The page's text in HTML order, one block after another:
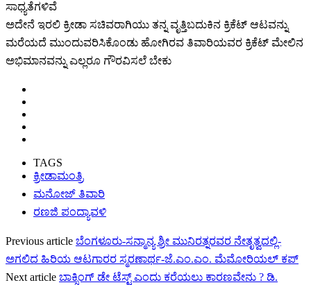
ಸಾಧ್ಯತೆಗಳಿವೆ
ಅದೇನೆ ಇರಲಿ ಕ್ರೀಡಾ ಸಚಿವರಾಗಿಯು ತನ್ನ ವೃತ್ತಿಬದುಕಿನ ಕ್ರಿಕೆಟ್ ಆಟವನ್ನು
ಮರೆಯದೆ ಮುಂದುವರಿಸಿಕೊಂಡು ಹೋಗಿರವ ತಿವಾರಿಯವರ ಕ್ರಿಕೆಟ್ ಮೇಲಿನ
ಅಭಿಮಾನವನ್ನು ಎಲ್ಲರೂ ಗೌರವಿಸಲೆ ಬೇಕು
TAGS
ಕ್ರೀಡಾಮಂತ್ರಿ
ಮನೋಜ್ ತಿವಾರಿ
ರಣಜಿ ಪಂದ್ಯಾವಳಿ
Previous article ಬೆಂಗಳೂರು-ಸನ್ಮಾನ್ಯ ಶ್ರೀ ಮುನಿರತ್ನರವರ ನೇತೃತ್ವದಲ್ಲಿ-
ಅಗಲಿದ ಹಿರಿಯ ಆಟಗಾರರ ಸ್ಮರಣಾರ್ಥ-ಜೆ‌.ಎಂ.ಎಂ‌. ಮೆಮೋರಿಯಲ್ ಕಪ್
Next article ಬಾಕ್ಸಿಂಗ್ ಡೇ ಟೆಸ್ಟ್ ಎಂದು ಕರೆಯಲು ಕಾರಣವೇನು ? ಡಿ.